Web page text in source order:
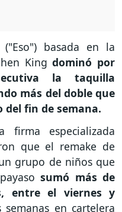
basada en la
Kingdominó por
la taquilla
más del doble que
del fin de semana.
firma especializada
que el remake de
grupo de niños que
sumó más de
entre el viernes y
semanas en cartelera